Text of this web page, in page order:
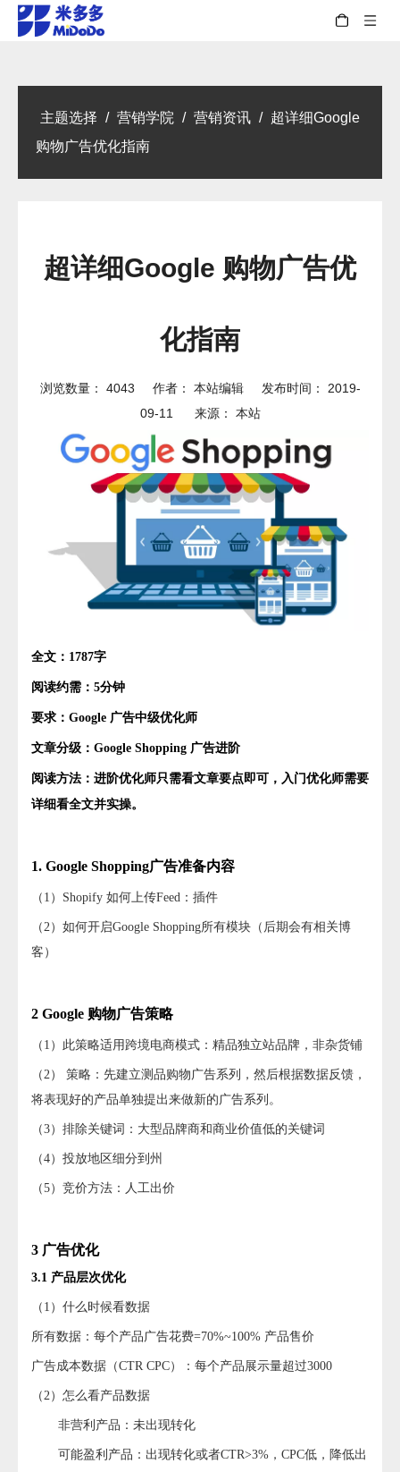
主题选择 / 营销学院 / 营销资讯 / 超详细Google
购物广告优化指南
超详细Google 购物广告优
化指南
浏览数量： 4043 作者： 本站编辑 发布时间： 2019-
09-11 来源： 本站
全文：1787字
阅读约需：5分钟
要求：Google 广告中级优化师
文章分级：Google Shopping 广告进阶
阅读方法：进阶优化师只需看文章要点即可，入门优化师需要
详细看全文并实操。
1. Google Shopping广告准备内容
（1）Shopify 如何上传Feed：插件
（2）如何开启Google Shopping所有模块（后期会有相关博
客）
2 Google 购物广告策略
（1）此策略适用跨境电商模式：精品独立站品牌，非杂货铺
（2） 策略：先建立测品购物广告系列，然后根据数据反馈，
将表现好的产品单独提出来做新的广告系列。
（3）排除关键词：大型品牌商和商业价值低的关键词
（4）投放地区细分到州
（5）竞价方法：人工出价
3 广告优化
3.1 产品层次优化
（1）什么时候看数据
所有数据：每个产品广告花费=70%~100% 产品售价
广告成本数据（CTR CPC）：每个产品展示量超过3000
（2）怎么看产品数据
非营利产品：未出现转化
可能盈利产品：出现转化或者CTR>3%，CPC低，降低出